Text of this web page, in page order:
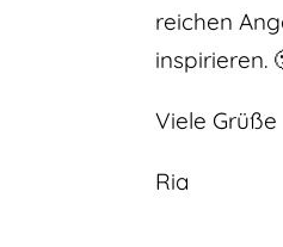
reichen
inspirieren.
Viele Grüße
Ria